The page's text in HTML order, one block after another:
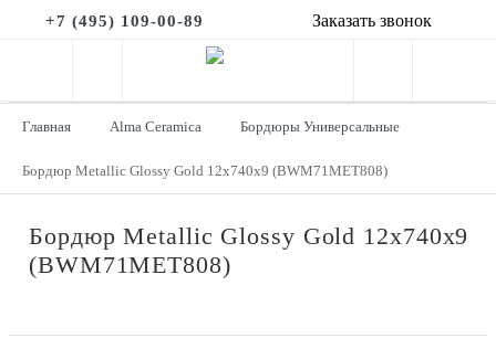
+7 (495) 109-00-89 Заказать звонок
Главная Alma Ceramica Бордюры Универсальные
Бордюр Metallic Glossy Gold 12x740x9 (BWM71MET808)
Бордюр Metallic Glossy Gold 12x740x9
(BWM71MET808)